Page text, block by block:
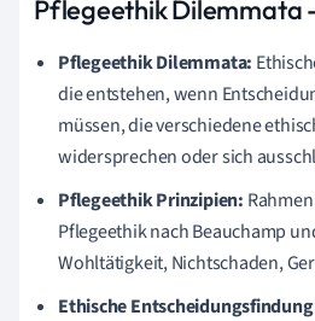
Pflegeethik Dilemmata
Pflegeethik Dilemmata:
die entstehen, wenn
müssen, die verschiedene
widersprechen oder sich
Pflegeethik Prinzipien:
Pflegeethik nach Beauchamp
Wohltätigkeit, Nichtschaden,
Ethische